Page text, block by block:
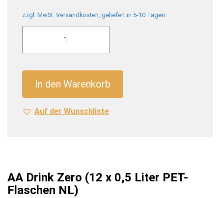
zzgl. MwSt. Versandkosten, geliefert in 5-10 Tagen
AA
Zero
Liter
PET-
In den Warenkorb
Auf der Wunschliste
AA Drink Zero (12 x 0,5 Liter PET-
Flaschen NL)